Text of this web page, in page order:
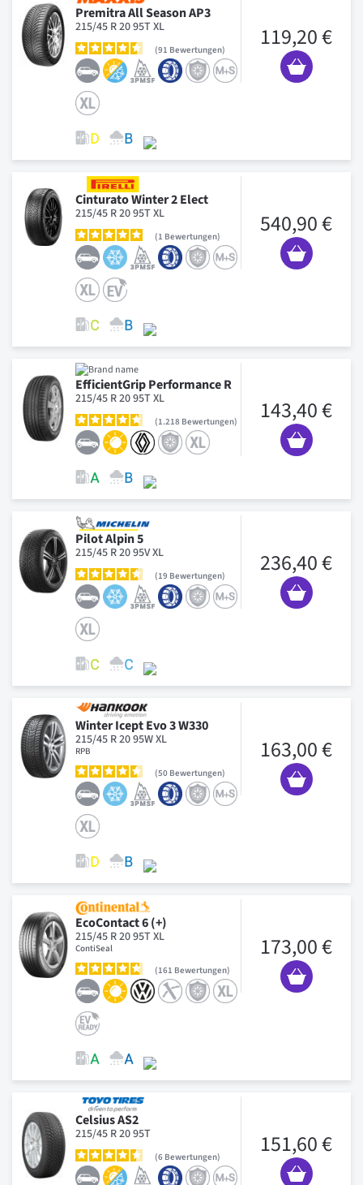
Premitra All Season AP3
215/45 R 20 95T XL
91 Bewertungen 119,20 €
Cinturato Winter 2 Elect
215/45 R 20 95T XL
1 Bewertungen 540,90 €
EfficientGrip Performance R
215/45 R 20 95T XL
1.218 Bewertungen 143,40 €
Pilot Alpin 5
215/45 R 20 95V XL
19 Bewertungen 236,40 €
Winter Icept Evo 3 W330
215/45 R 20 95W XL
RPB
50 Bewertungen
163,00 €
EcoContact 6 (+)
215/45 R 20 95T XL
ContiSeal
161 Bewertungen
173,00 €
Celsius AS2
215/45 R 20 95T
6 Bewertungen 151,60 €